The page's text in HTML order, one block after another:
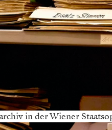
in der Wiener